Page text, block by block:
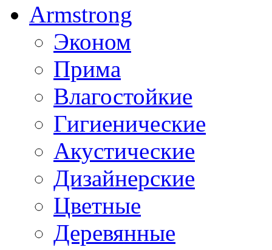
Armstrong
Эконом
Прима
Влагостойкие
Гигиенические
Акустические
Дизайнерские
Цветные
Деревянные